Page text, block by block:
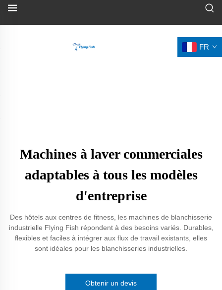
FR
Machines à laver commerciales
adaptables à tous les modèles
d'entreprise
Des hôtels aux centres de fitness, les machines de blanchisserie
industrielle Flying Fish répondent à des besoins variés. Durables,
flexibles et faciles à intégrer aux flux de travail existants, elles
sont idéales pour les blanchisseries industrielles.
Obtenir un devis